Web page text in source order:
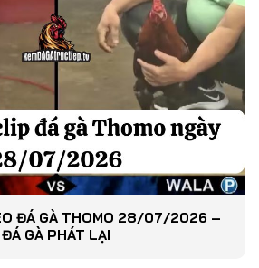
ĐÁ GÀ THOMO 28/07/2026 –
ĐÁ GÀ PHÁT LẠI